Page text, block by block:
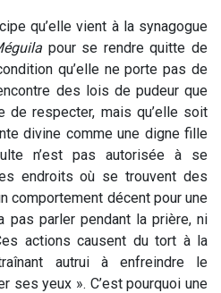
qu’elle vient à la synagogue
pour se rendre quitte de
qu’elle ne porte pas de
des lois de pudeur que
de respecter, mais qu’elle soit
divine comme une digne fille
n’est pas autorisée à se
endroits où se trouvent des
comportement décent pour une
pas parler pendant la prière, ni
actions causent du tort à la
autrui à enfreindre le
ses yeux ». C’est pourquoi une